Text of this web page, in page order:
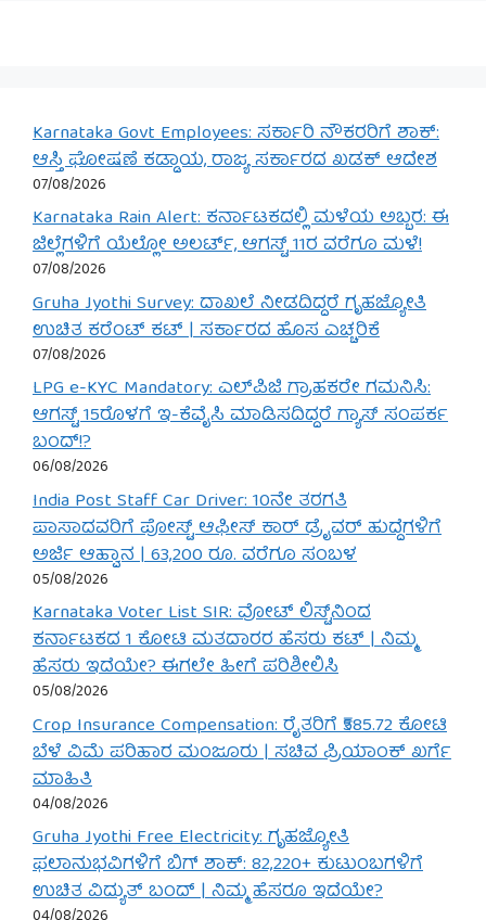
Karnataka Govt Employees: ಸರ್ಕಾರಿ ನೌಕರರಿಗೆ ಶಾಕ್:
ಆಸ್ತಿ ಘೋಷಣೆ ಕಡ್ಡಾಯ, ರಾಜ್ಯ ಸರ್ಕಾರದ ಖಡಕ್ ಆದೇಶ
07/08/2026
Karnataka Rain Alert: ಕರ್ನಾಟಕದಲ್ಲಿ ಮಳೆಯ ಅಬ್ಬರ: ಈ
ಜಿಲ್ಲೆಗಳಿಗೆ ಯೆಲ್ಲೋ ಅಲರ್ಟ್, ಆಗಸ್ಟ್ 11ರ ವರೆಗೂ ಮಳೆ!
07/08/2026
Gruha Jyothi Survey: ದಾಖಲೆ ನೀಡದಿದ್ದರೆ ಗೃಹಜ್ಯೋತಿ
ಉಚಿತ ಕರೆಂಟ್ ಕಟ್ | ಸರ್ಕಾರದ ಹೊಸ ಎಚ್ಚರಿಕೆ
07/08/2026
LPG e-KYC Mandatory: ಎಲ್‌ಪಿಜಿ ಗ್ರಾಹಕರೇ ಗಮನಿಸಿ:
ಆಗಸ್ಟ್ 15ರೊಳಗೆ ಇ-ಕೆವೈಸಿ ಮಾಡಿಸದಿದ್ದರೆ ಗ್ಯಾಸ್ ಸಂಪರ್ಕ
ಬಂದ್!?
06/08/2026
India Post Staff Car Driver: 10ನೇ ತರಗತಿ
ಪಾಸಾದವರಿಗೆ ಪೋಸ್ಟ್ ಆಫೀಸ್ ಕಾರ್ ಡ್ರೈವರ್ ಹುದ್ದೆಗಳಿಗೆ
ಅರ್ಜಿ ಆಹ್ವಾನ | 63,200 ರೂ. ವರೆಗೂ ಸಂಬಳ
05/08/2026
Karnataka Voter List SIR: ವೋಟ್ ಲಿಸ್ಟ್‌ನಿಂದ
ಕರ್ನಾಟಕದ 1 ಕೋಟಿ ಮತದಾರರ ಹೆಸರು ಕಟ್ | ನಿಮ್ಮ
ಹೆಸರು ಇದೆಯೇ? ಈಗಲೇ ಹೀಗೆ ಪರಿಶೀಲಿಸಿ
05/08/2026
Crop Insurance Compensation: ರೈತರಿಗೆ ₹585.72 ಕೋಟಿ
ಬೆಳೆ ವಿಮೆ ಪರಿಹಾರ ಮಂಜೂರು | ಸಚಿವ ಪ್ರಿಯಾಂಕ್ ಖರ್ಗೆ
ಮಾಹಿತಿ
04/08/2026
Gruha Jyothi Free Electricity: ಗೃಹಜ್ಯೋತಿ
ಫಲಾನುಭವಿಗಳಿಗೆ ಬಿಗ್ ಶಾಕ್: 82,220+ ಕುಟುಂಬಗಳಿಗೆ
ಉಚಿತ ವಿದ್ಯುತ್ ಬಂದ್ | ನಿಮ್ಮ ಹೆಸರೂ ಇದೆಯೇ?